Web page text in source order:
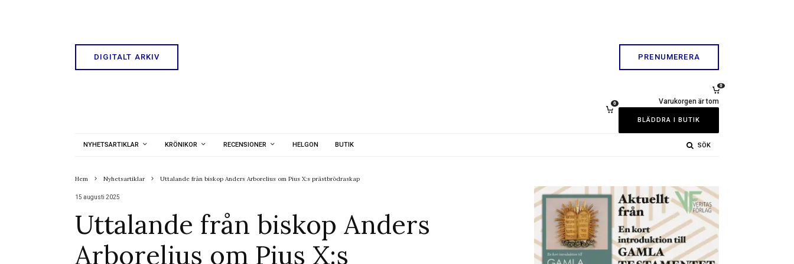
DIGITALT ARKIV PRENUMERERA
0
0
Varukorgen är tom
BLÄDDRA I BUTIK
NYHETSARTIKLAR KRÖNIKOR RECENSIONER HELGON BUTIK SÖK
Hem Nyhetsartiklar Uttalande från biskop Anders Arborelius om Pius X:s prästbrödraskap
15 augusti 2025
Uttalande från biskop Anders
Arborelius om Pius X:s